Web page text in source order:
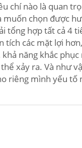
chí nào là quan
chọn được
tổng hợp tất cả 4
tích các mặt lợi
năng khắc
xảy ra. Và như
riêng mình yếu tố